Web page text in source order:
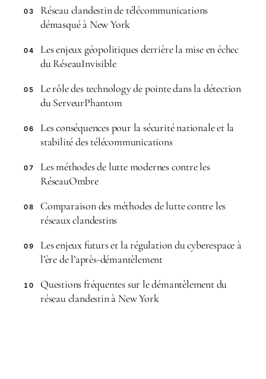
03
Réseau clandestin de télécommunications
démasqué à New York
04
Les enjeux géopolitiques derrière la mise en échec
du RéseauInvisible
05
Le rôle des technology de pointe dans la détection
du ServeurPhantom
06
Les conséquences pour la sécurité nationale et la
stabilité des télécommunications
07
Les méthodes de lutte modernes contre les
RéseauOmbre
08
Comparaison des méthodes de lutte contre les
réseaux clandestins
09
Les enjeux futurs et la régulation du cyberespace à
l’ère de l’après-démantèlement
10
Questions fréquentes sur le démantèlement du
réseau clandestin à New York